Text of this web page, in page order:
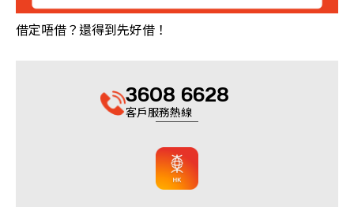
借定唔借？還得到先好借！
3608 6628
客戶服務熱線